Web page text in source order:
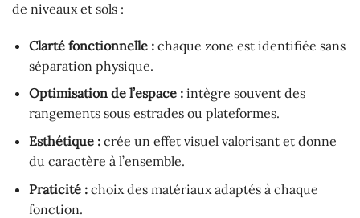
de niveaux et sols :
Clarté fonctionnelle :chaque zone est identifiée sans
séparation physique.
Optimisation de l’espace :intègre souvent des
rangements sous estrades ou plateformes.
Esthétique :crée un effet visuel valorisant et donne
du caractère à l’ensemble.
Praticité :choix des matériaux adaptés à chaque
fonction.